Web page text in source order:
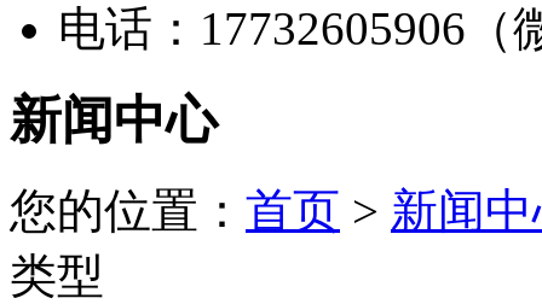
电话：17732605906（
新闻中心
您的位置： 首页 > 新闻
类型